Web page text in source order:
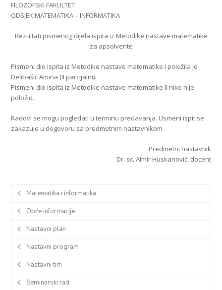
FILOZOFSKI FAKULTET
ODSJEK MATEMATIKA – INFORMATIKA
Rezultati pismenog dijela ispita iz Metodike nastave matematike
za apsolvente
Pismeni dio ispita iz Metodike nastave matematike I položila je
Delibašić Amina (II parcijalni).
Pismeni dio ispita iz Metodike nastave matematike II niko nije
položio.
Radovi se mogu pogledati u terminu predavanja. Usmeni ispit se
zakazuje u dogovoru sa predmetnim nastavnikom.
Predmetni nastavnik
Dr. sc. Almir Huskanović, docent
Matematika i informatika
Opće informacije
Nastavni plan
Nastavni program
Nastavni tim
Seminarski rad